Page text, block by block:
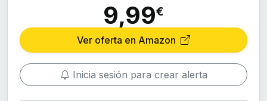
9,99€
Ver oferta en Amazon
Inicia sesión para crear alerta